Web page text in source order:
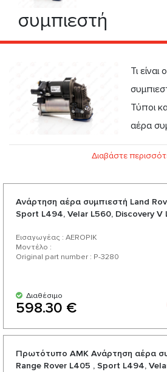
συμπιεστή
Τι
Τύποι
αέρα
Εγγύηση προέλευσης του
Προβλήματα και φροντίδα για την
Ανάρτηση αέρα συμπιεστή
Διαβάστε
Ανάρτηση αέρα συμπιεστή Land
Sport L494, Velar L560, Discovery
Εισαγωγέας : AEROPIK
Μοντέλο :
Original part number : P-3280
Διαθέσιμο
598.30 €
Πρωτότυπο AMK Ανάρτηση αέρα
Range Rover L405 , Sport L494,